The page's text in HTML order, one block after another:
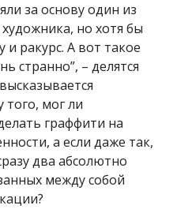
за основу один из
но хотя бы
ракурс. А вот такое
странно”, – делятся
мог ли
граффити на
а если даже так,
два абсолютно
между собой